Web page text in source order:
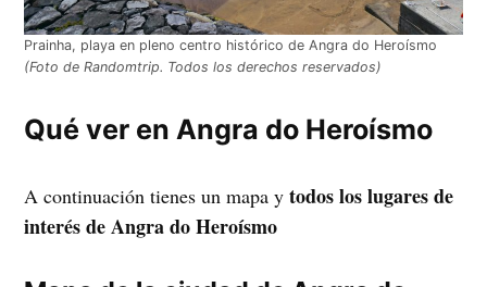
Prainha, playa en pleno centro histórico de Angra do Heroísmo
(Foto de Randomtrip. Todos los derechos reservados)
Qué ver en Angra do Heroísmo
A continuación tienes un mapa ytodos los lugares de
interés de Angra do Heroísmo